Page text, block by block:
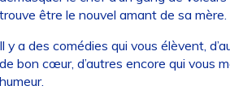
être le nouvel amant de sa mère.
y a des comédies qui vous élèvent,
bon cœur, d’autres encore qui vous